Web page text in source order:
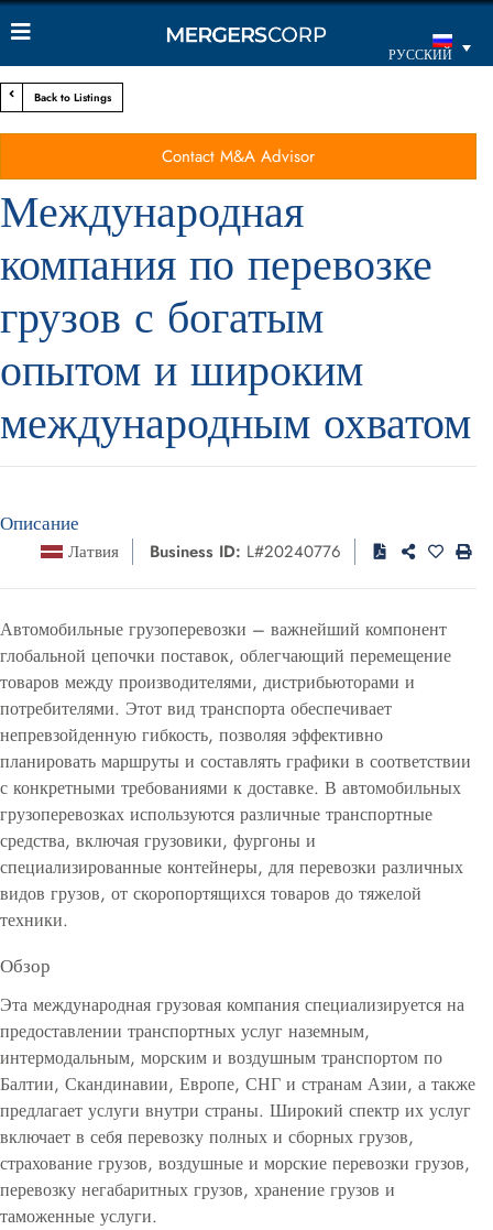
РУССКИЙ
Back to Listings
Contact M&A Advisor
Международная
компания по перевозке
грузов с богатым
опытом и широким
международным охватом
Описание
Латвия Business ID: L#20240776
Автомобильные грузоперевозки – важнейший компонент
глобальной цепочки поставок, облегчающий перемещение
товаров между производителями, дистрибьюторами и
потребителями. Этот вид транспорта обеспечивает
непревзойденную гибкость, позволяя эффективно
планировать маршруты и составлять графики в соответствии
с конкретными требованиями к доставке. В автомобильных
грузоперевозках используются различные транспортные
средства, включая грузовики, фургоны и
специализированные контейнеры, для перевозки различных
видов грузов, от скоропортящихся товаров до тяжелой
техники.
Обзор
Эта международная грузовая компания специализируется на
предоставлении транспортных услуг наземным,
интермодальным, морским и воздушным транспортом по
Балтии, Скандинавии, Европе, СНГ и странам Азии, а также
предлагает услуги внутри страны. Широкий спектр их услуг
включает в себя перевозку полных и сборных грузов,
страхование грузов, воздушные и морские перевозки грузов,
перевозку негабаритных грузов, хранение грузов и
таможенные услуги.